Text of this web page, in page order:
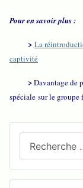
Pour en savoir plus :
> La
captivité
>Davantage de
spéciale sur le groupe